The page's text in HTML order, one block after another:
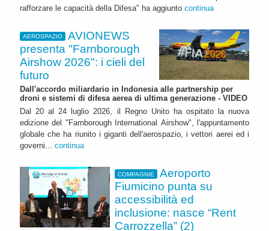
rafforzare le capacità della Difesa" ha aggiunto continua
AEROSPAZIO
AVIONEWS
presenta "Farnborough
Airshow 2026": i cieli del
futuro
Dall'accordo miliardario in Indonesia alle partnership per
droni e sistemi di difesa aerea di ultima generazione - VIDEO
Dal 20 al 24 luglio 2026, il Regno Unito ha ospitato la nuova
edizione del "Farnborough International Airshow", l'appuntamento
globale che ha riunito i giganti dell'aerospazio, i vettori aerei ed i
governi... continua
COMPAGNIE
Aeroporto
Fiumicino punta su
accessibilità ed
inclusione: nasce “Rent
Carrozzella” (2)